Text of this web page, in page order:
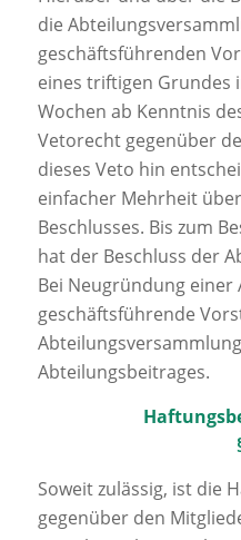
die
geschäftsführenden
eines triftigen Grundes
Wochen ab Kenntnis
Vetorecht gegenüber
dieses Veto hin
einfacher Mehrheit
Beschlusses. Bis zum
hat der Beschluss der
Bei Neugründung
geschäftsführende
Abteilungsbeitrages.
Soweit zulässig, ist die
gegenüber den